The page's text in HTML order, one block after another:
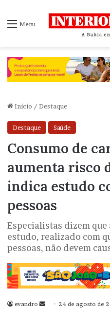
Menu
Início / Destaque
Destaque Saúde
Consumo de
aumenta risco
indica estudo
pessoas
Especialistas dizem que
estudo, realizado com
pessoas, não devem
evandro
Mande24 de agosto de